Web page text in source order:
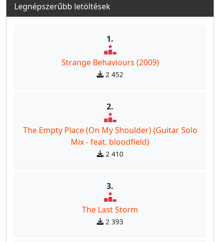
Legnépszerűbb letöltések
1.
Strange Behaviours (2009)
2 452
2.
The Empty Place (On My Shoulder) (Guitar Solo
Mix - feat. bloodfield)
2 410
3.
The Last Storm
2 393